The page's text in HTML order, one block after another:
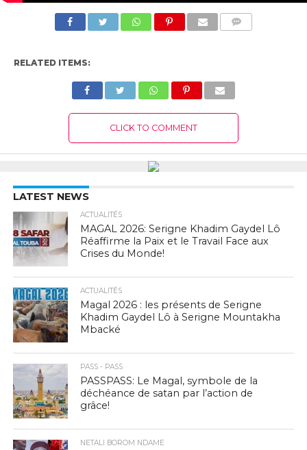
RELATED ITEMS:
CLICK TO COMMENT
LATEST NEWS
ACTUALITÉS
MAGAL 2026: Serigne Khadim Gaydel Lô
Réaffirme la Paix et le Travail Face aux
Crises du Monde!
ACTUALITÉS
Magal 2026 : les présents de Serigne
Khadim Gaydel Lô à Serigne Mountakha
Mbacké
PASS - PASS
PASSPASS: Le Magal, symbole de la
déchéance de satan par l’action de
grâce!
NETALI BOROM NDAME